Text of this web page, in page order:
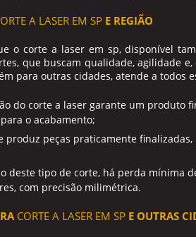
A LASER EM SP E REGIÃO
o corte a laser em sp, disponível
que buscam qualidade, agilidade
para outras cidades, atende a todos
do corte a laser garante um produto
o acabamento;
produz peças praticamente
deste tipo de corte, há perda mínima
com precisão milimétrica.
CORTE A LASER EM SP E OUTRAS